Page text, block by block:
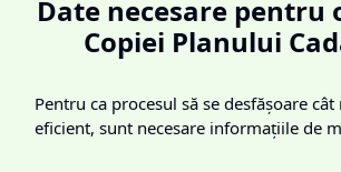
Date necesare pentru
Copiei Planului
Pentru ca procesul să se desfășoare
eficient, sunt necesare informațiile de